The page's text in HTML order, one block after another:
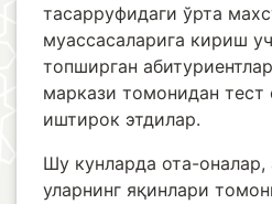
тасарруфидаги ўрта
муассасаларига кириш
топширган
маркази томонидан тест
иштирок этдилар.
Шу кунларда ота-оналар,
уларнинг яқинлари